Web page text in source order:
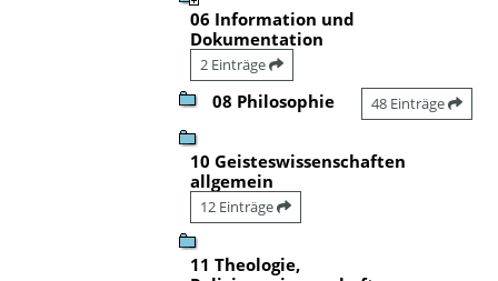
06 Information und
Dokumentation
2 Einträge
08 Philosophie 48 Einträge
10 Geisteswissenschaften
allgemein
12 Einträge
11 Theologie,